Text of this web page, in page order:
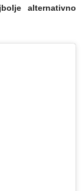
alternativno